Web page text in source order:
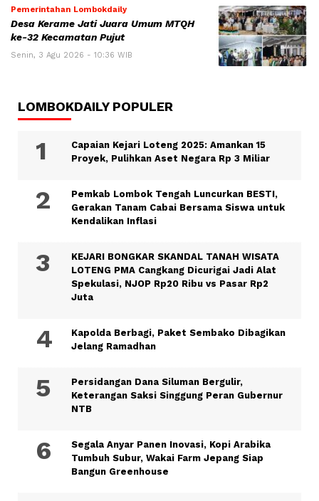
Pemerintahan Lombokdaily
Desa Kerame Jati Juara Umum MTQH
ke-32 Kecamatan Pujut
Senin, 3 Agu 2026 - 10:36 WIB
LOMBOKDAILY POPULER
Capaian Kejari Loteng 2025: Amankan 15
Proyek, Pulihkan Aset Negara Rp 3 Miliar
Pemkab Lombok Tengah Luncurkan BESTI,
Gerakan Tanam Cabai Bersama Siswa untuk
Kendalikan Inflasi
KEJARI BONGKAR SKANDAL TANAH WISATA
LOTENG PMA Cangkang Dicurigai Jadi Alat
Spekulasi, NJOP Rp20 Ribu vs Pasar Rp2
Juta
Kapolda Berbagi, Paket Sembako Dibagikan
Jelang Ramadhan
Persidangan Dana Siluman Bergulir,
Keterangan Saksi Singgung Peran Gubernur
NTB
Segala Anyar Panen Inovasi, Kopi Arabika
Tumbuh Subur, Wakai Farm Jepang Siap
Bangun Greenhouse